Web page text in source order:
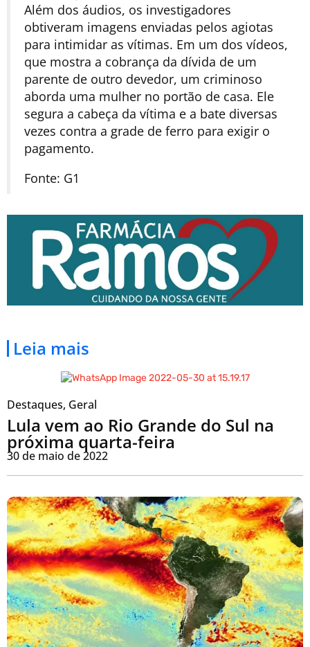
Além dos áudios, os investigadores
obtiveram imagens enviadas pelos agiotas
para intimidar as vítimas. Em um dos vídeos,
que mostra a cobrança da dívida de um
parente de outro devedor, um criminoso
aborda uma mulher no portão de casa. Ele
segura a cabeça da vítima e a bate diversas
vezes contra a grade de ferro para exigir o
pagamento.
Fonte: G1
Leia mais
Destaques, Geral
Lula vem ao Rio Grande do Sul na
próxima quarta-feira
30 de maio de 2022